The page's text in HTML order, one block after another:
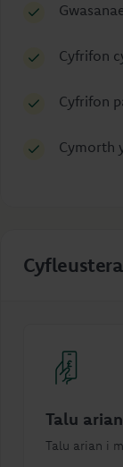
Cyfrifon
Cyfrifon
Cymorth
Talu
Talu arian i